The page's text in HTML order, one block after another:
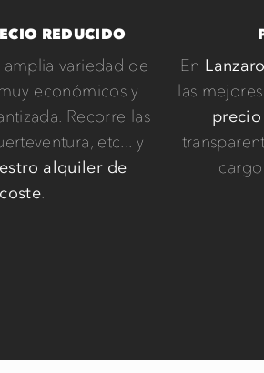
REDUCIDO
amplia variedad de
económicos y
Recorre las
etc... y
alquiler de
.
En
las